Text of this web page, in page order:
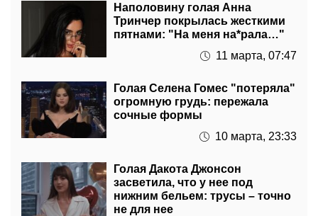
Наполовину голая Анна
Тринчер покрылась жесткими
пятнами: "На меня на*рала…"
11 марта, 07:47
Голая Селена Гомес "потеряла"
огромную грудь: пережала
сочные формы
10 марта, 23:33
Голая Дакота Джонсон
засветила, что у нее под
нижним бельем: трусы – точно
не для нее